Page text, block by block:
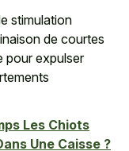
stimulation
de courtes
pour expulser
Les Chiots
Une Caisse ?